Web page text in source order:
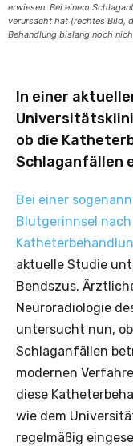
erwiesen. Bei einem
verursacht hat (rechtes Bild,
Behandlung bislang noch
In einer
ob die
Schlaganfällen
Bei einer
Blutgerinnsel
aktuelle Studie
Bendszus,
Neuroradiologie
untersucht nun,
Schlaganfällen
modernen
diese
wie dem
regelmäßig